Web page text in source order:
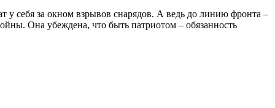
у себя за окном взрывов снарядов. А ведь до линию фронта –
Она убеждена, что быть патриотом – обязанность